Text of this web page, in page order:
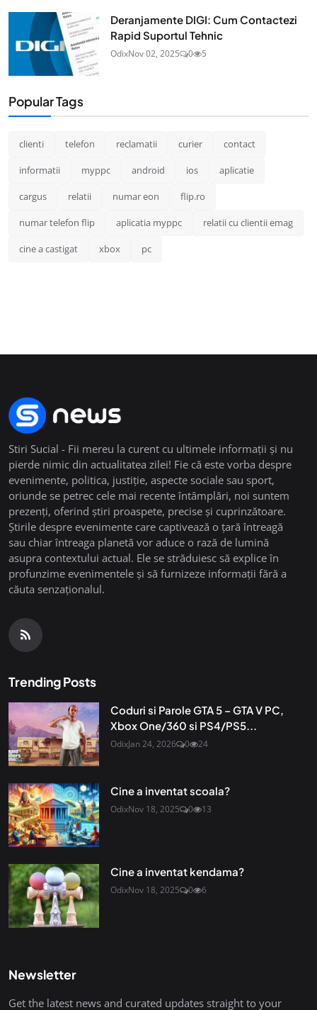
Deranjamente DIGI: Cum Contactezi
Rapid Suportul Tehnic
OdixNov 02, 2025 0 5
Popular Tags
clienti telefon reclamatii curier contact
informatii myppc android ios aplicatie
cargus relatii numar eon flip.ro
numar telefon flip aplicatia myppc relatii cu clientii emag
cine a castigat xbox pc
Stiri Sucial - Fii mereu la curent cu ultimele informații și nu
pierde nimic din actualitatea zilei! Fie că este vorba despre
evenimente, politica, justiție, aspecte sociale sau sport,
oriunde se petrec cele mai recente întâmplări, noi suntem
prezenți, oferind știri proaspete, precise și cuprinzătoare.
Știrile despre evenimente care captivează o țară întreagă
sau chiar întreaga planetă vor aduce o rază de lumină
asupra contextului actual. Ele se străduiesc să explice în
profunzime evenimentele și să furnizeze informații fără a
căuta senzaționalul.
Trending Posts
Coduri si Parole GTA 5 – GTA V PC,
Xbox One/360 si PS4/PS5...
OdixJan 24, 2026 0 24
Cine a inventat scoala?
OdixNov 18, 2025 0 13
Cine a inventat kendama?
OdixNov 18, 2025 0 6
Newsletter
Get the latest news and curated updates straight to your